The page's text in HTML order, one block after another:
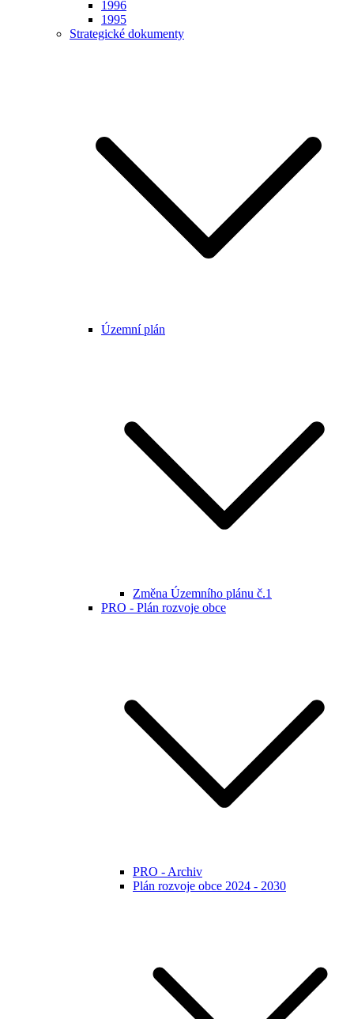
1996
1995
Strategické dokumenty
Územní plán
Změna Územního plánu č.1
PRO - Plán rozvoje obce
PRO - Archiv
Plán rozvoje obce 2024 - 2030